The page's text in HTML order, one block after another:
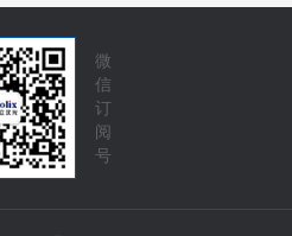
微
信
订
阅
号